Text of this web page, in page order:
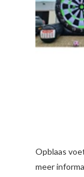
Opblaas
meer